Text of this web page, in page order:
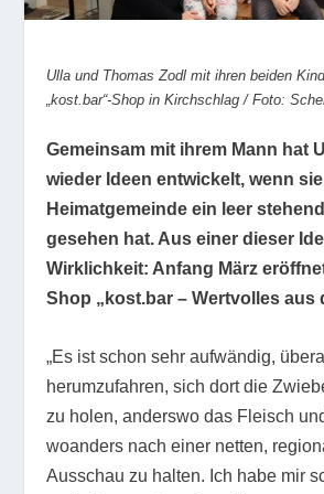
Ulla und Thomas Zodl mit ihren beiden
„kost.bar“-Shop in Kirchschlag / Foto:
Gemeinsam mit ihrem Mann hat
wieder Ideen entwickelt, wenn
Heimatgemeinde ein leer
gesehen hat. Aus einer dieser
Wirklichkeit: Anfang März
Shop „kost.bar – Wertvolles aus
„Es ist schon sehr aufwändig, überall
herumzufahren, sich dort die
zu holen, anderswo das Fleisch
woanders nach einer netten,
Ausschau zu halten. Ich habe mir